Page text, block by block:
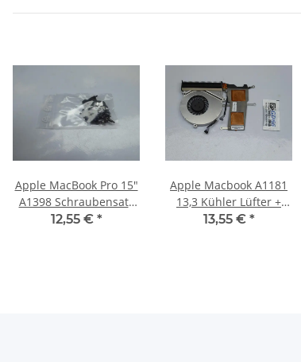
Apple MacBook Pro 15"
A1398 Schraubensatz
Screws Set Late 2013
12,55 € *
Apple Macbook A1181
13,3 Kühler Lüfter +
Wärmeleitpaste
13,55 € *